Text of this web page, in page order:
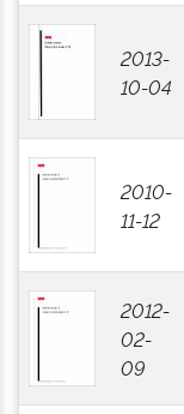
2013-
10-04
2010-
11-12
2012-
02-
09